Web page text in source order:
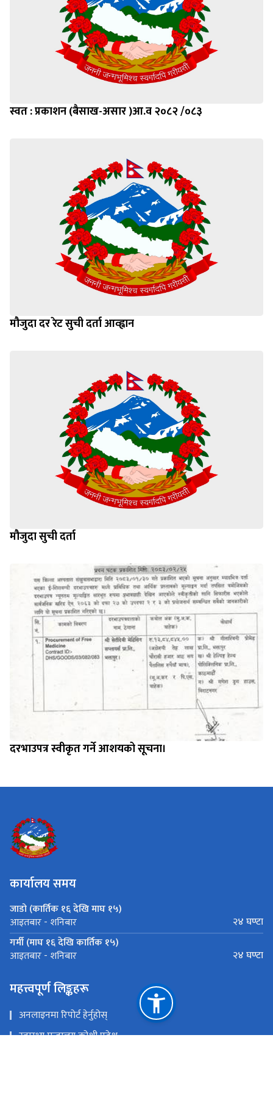
स्वत : प्रकाशन (बैसाख-असार )आ.व २०८२ /०८३
मौजुदा दर रेट सुची दर्ता आव्ह्वान
मौजुदा सुची दर्ता
दरभाउपत्र स्वीकृत गर्ने आशयको सूचना।
कार्यालय समय
जाडो (कार्तिक १६ देखि माघ १५)
आइतबार - शनिबार
२४ घण्टा
गर्मी (माघ १६ देखि कार्तिक १५)
आइतबार - शनिबार २४ घण्टा
महत्त्वपूर्ण लिङ्कहरू
अनलाइनमा रिपोर्ट हेर्नुहोस्
स्वास्थ्य मन्त्रालय कोशी प्रदेश